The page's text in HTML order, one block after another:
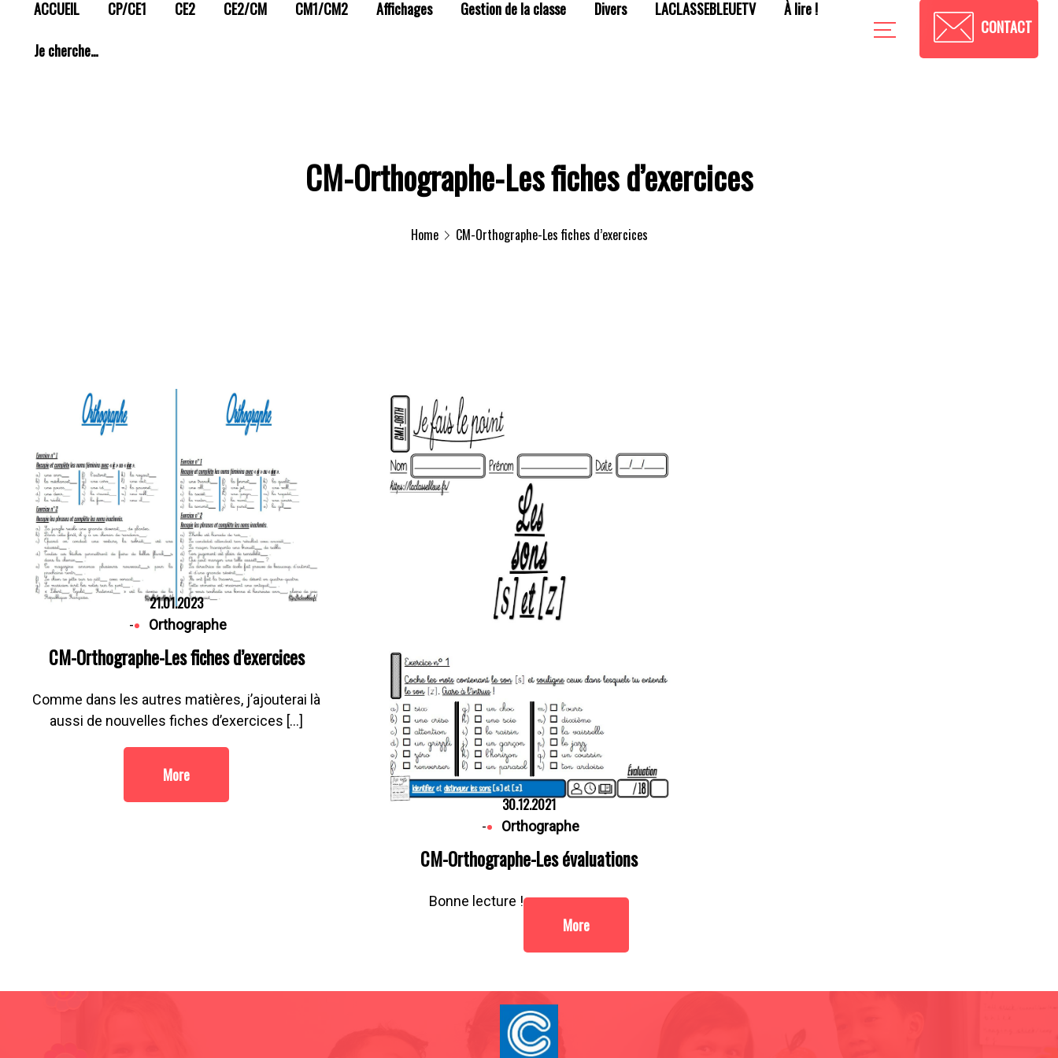
ACCUEIL CP/CE1 CE2 CE2/CM CM1/CM2 Affichages Gestion de la classe Divers LACLASSEBLEUETV À lire !
Je cherche…
CONTACT
CM-Orthographe-Les fiches d’exercices
Home CM-Orthographe-Les fiches d’exercices
21.01.2023
- Orthographe
CM-Orthographe-Les fiches d’exercices
Comme dans les autres matières, j’ajouterai là
aussi de nouvelles fiches d’exercices […]
More
30.12.2021
- Orthographe
CM-Orthographe-Les évaluations
Bonne lecture !
More